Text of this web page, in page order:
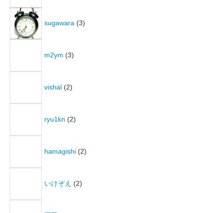
sugawara (3)
m2ym (3)
vishal (2)
ryu1kn (2)
hamagishi (2)
いけぞえ (2)